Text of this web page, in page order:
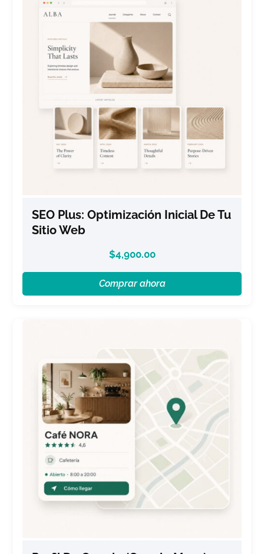
SEO Plus: Optimización Inicial De Tu
Sitio Web
$4,900.00
Comprar ahora